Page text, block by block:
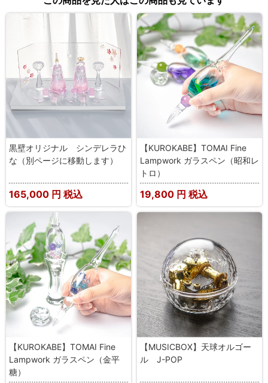
黒壁オリジナル シンデレラひ
な（別ページに移動します）
165,000 円 税込
【KUROKABE】TOMAI Fine
Lampwork ガラスペン（昭和レ
トロ）
19,800 円 税込
【KUROKABE】TOMAI Fine
Lampwork ガラスペン（金平
糖）
【MUSICBOX】天球オルゴー
ル J-POP